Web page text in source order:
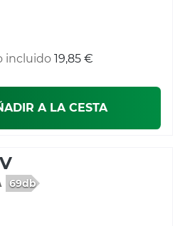
incluido 19,85 €
A LA CESTA
69db